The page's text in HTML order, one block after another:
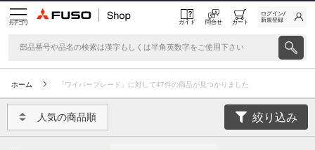
カテゴリ ガイド 問合せ カート
ログイン/
新規登録
ホーム 「ワイパーブレード」に対して47件の商品が見つかりました
人気の商品順 絞り込み